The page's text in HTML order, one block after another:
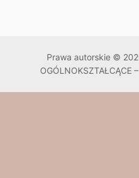
Prawa autorskie ©
OGÓLNOKSZTAŁCĄCE